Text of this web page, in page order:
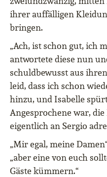
ihrer auffälligen
bringen.
„Ach, ist schon gut, ich
antwortete diese nun
schuldbewusst aus
leid, dass ich schon
hinzu, und Isabelle
Angesprochene war,
eigentlich an Sergio
„Mir egal, meine
„aber eine von euch
Gäste kümmern.“